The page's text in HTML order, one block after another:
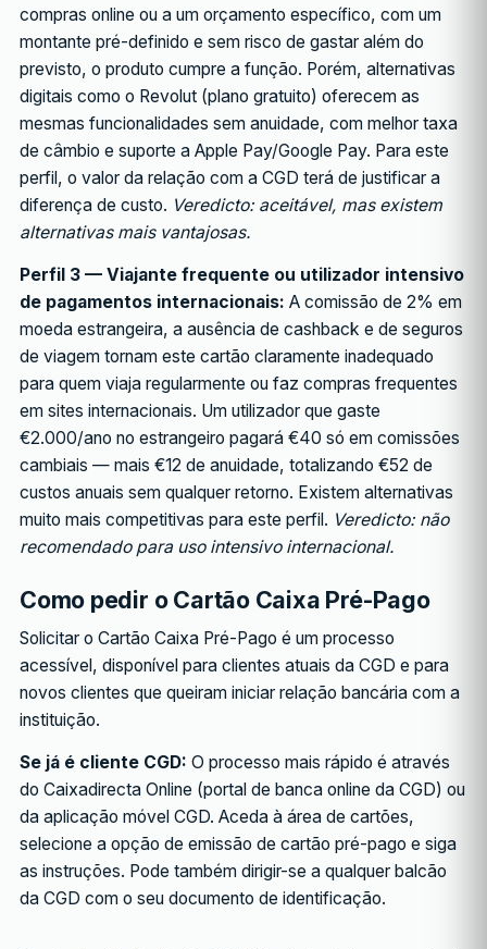
compras online ou a um orçamento específico, com um
montante pré-definido e sem risco de gastar além do
previsto, o produto cumpre a função. Porém, alternativas
digitais como o Revolut (plano gratuito) oferecem as
mesmas funcionalidades sem anuidade, com melhor taxa
de câmbio e suporte a Apple Pay/Google Pay. Para este
perfil, o valor da relação com a CGD terá de justificar a
diferença de custo. Veredicto: aceitável, mas existem
alternativas mais vantajosas.
Perfil 3 — Viajante frequente ou utilizador intensivo
de pagamentos internacionais: A comissão de 2% em
moeda estrangeira, a ausência de cashback e de seguros
de viagem tornam este cartão claramente inadequado
para quem viaja regularmente ou faz compras frequentes
em sites internacionais. Um utilizador que gaste
€2.000/ano no estrangeiro pagará €40 só em comissões
cambiais — mais €12 de anuidade, totalizando €52 de
custos anuais sem qualquer retorno. Existem alternativas
muito mais competitivas para este perfil. Veredicto: não
recomendado para uso intensivo internacional.
Como pedir o Cartão Caixa Pré-Pago
Solicitar o Cartão Caixa Pré-Pago é um processo
acessível, disponível para clientes atuais da CGD e para
novos clientes que queiram iniciar relação bancária com a
instituição.
Se já é cliente CGD: O processo mais rápido é através
do Caixadirecta Online (portal de banca online da CGD) ou
da aplicação móvel CGD. Aceda à área de cartões,
selecione a opção de emissão de cartão pré-pago e siga
as instruções. Pode também dirigir-se a qualquer balcão
da CGD com o seu documento de identificação.